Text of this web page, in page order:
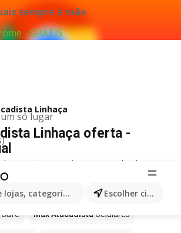
sempre à mão
- GRÁTIS
só lugar
lojas, categorias,produtos... Escolher cidade
Linhaça
Linhaça oferta -
encontrar quaisquer resultados
em Max Atacadista
Café Max Atacadista Celulares